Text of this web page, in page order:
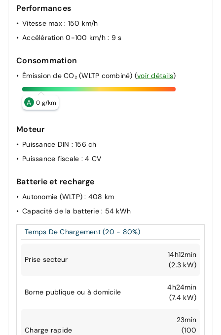
Performances
Vitesse max : 150 km/h
Accélération 0-100 km/h : 9 s
Consommation
Émission de CO₂ (WLTP combiné) (voir détails)
A 0 g/km
Moteur
Puissance DIN : 156 ch
Puissance fiscale : 4 CV
Batterie et recharge
Autonomie (WLTP): 408 km
Capacité de la batterie : 54 kWh
Temps De Chargement (20 - 80%)
Prise secteur
14h12min
(2.3 kW)
Borne publique ou à domicile
4h24min
(7.4 kW)
Charge rapide
23min
(100